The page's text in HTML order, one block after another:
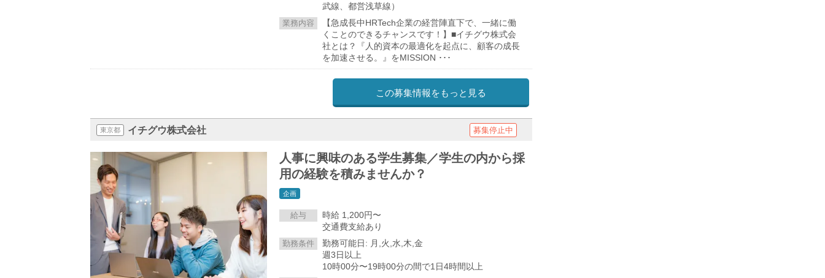
武線、都営浅草線）
業務内容
【急成長中HRTech企業の経営陣直下で、一緒に働
くことのできるチャンスです！】■イチグウ株式会
社とは？『人的資本の最適化を起点に、顧客の成長
を加速させる。』をMISSION ･･･
この募集情報をもっと見る
東京都 イチグウ株式会社 募集停止中
人事に興味のある学生募集／学生の内から採
用の経験を積みませんか？
企画
給与
時給 1,200円〜
交通費支給あり
勤務条件
勤務可能日: 月,火,水,木,金
週3日以上
10時00分〜19時00分の間で1日4時間以上